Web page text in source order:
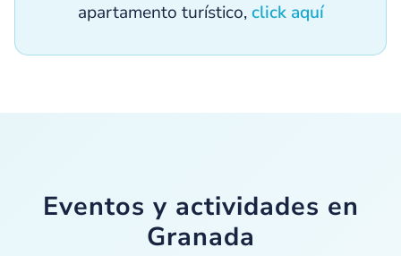
apartamento turístico,click aquí
Eventos y actividades en
Granada